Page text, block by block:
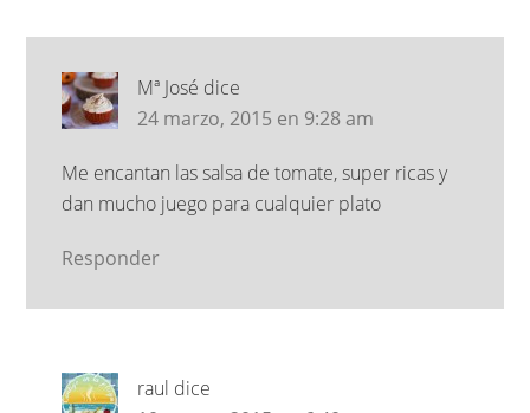
Mª José dice
24 marzo, 2015 en 9:28 am
Me encantan las salsa de tomate, super ricas y
dan mucho juego para cualquier plato
Responder
raul dice